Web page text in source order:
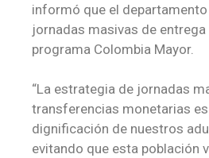
informó que el
jornadas masivas de
programa Colombia Mayor.
“La estrategia de jornadas
transferencias monetarias
dignificación de nuestros
evitando que esta población